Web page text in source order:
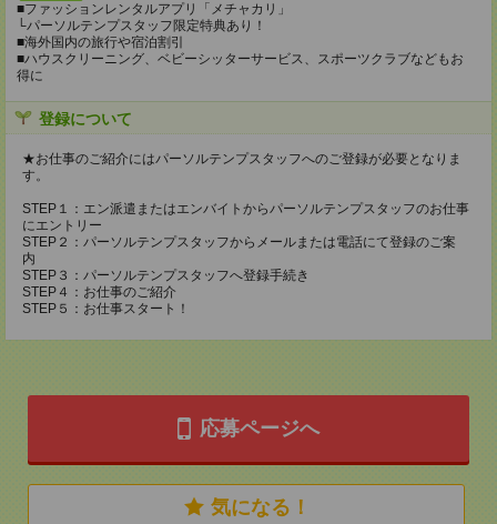
■ファッションレンタルアプリ「メチャカリ」
└パーソルテンプスタッフ限定特典あり！
■海外国内の旅行や宿泊割引
■ハウスクリーニング、ベビーシッターサービス、スポーツクラブなどもお
得に
登録について
★お仕事のご紹介にはパーソルテンプスタッフへのご登録が必要となりま
す。
STEP１：エン派遣またはエンバイトからパーソルテンプスタッフのお仕事
にエントリー
STEP２：パーソルテンプスタッフからメールまたは電話にて登録のご案
内
STEP３：パーソルテンプスタッフへ登録手続き
STEP４：お仕事のご紹介
STEP５：お仕事スタート！
応募ページへ
気になる！